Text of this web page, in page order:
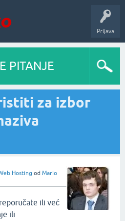
Prijava
PITANJE
za izbor
Hosting od Mario
ili već
ili